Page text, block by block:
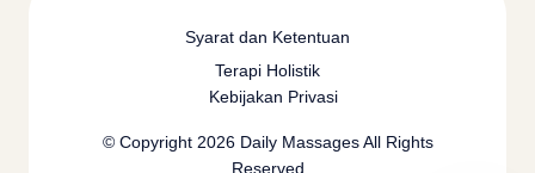
© Copyright 2026Daily MassagesAll Rights
Reserved
Syarat dan Ketentuan
Terapi Holistik
Kebijakan Privasi